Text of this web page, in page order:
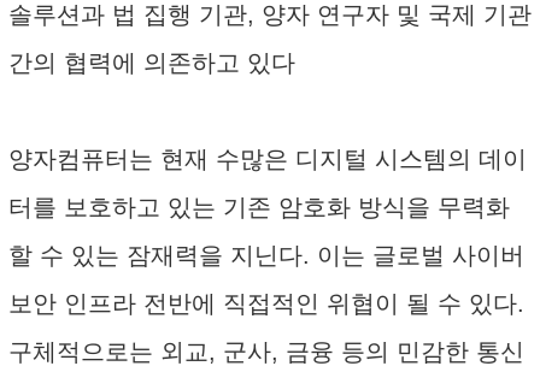
솔루션과 법 집행 기관, 양자 연구자 및 국제 기관
간의 협력에 의존하고 있다
양자컴퓨터는 현재 수많은 디지털 시스템의 데이
터를 보호하고 있는 기존 암호화 방식을 무력화
할 수 있는 잠재력을 지닌다. 이는 글로벌 사이버
보안 인프라 전반에 직접적인 위협이 될 수 있다.
구체적으로는 외교, 군사, 금융 등의 민감한 통신